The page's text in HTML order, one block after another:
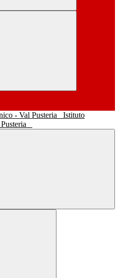
Istituto